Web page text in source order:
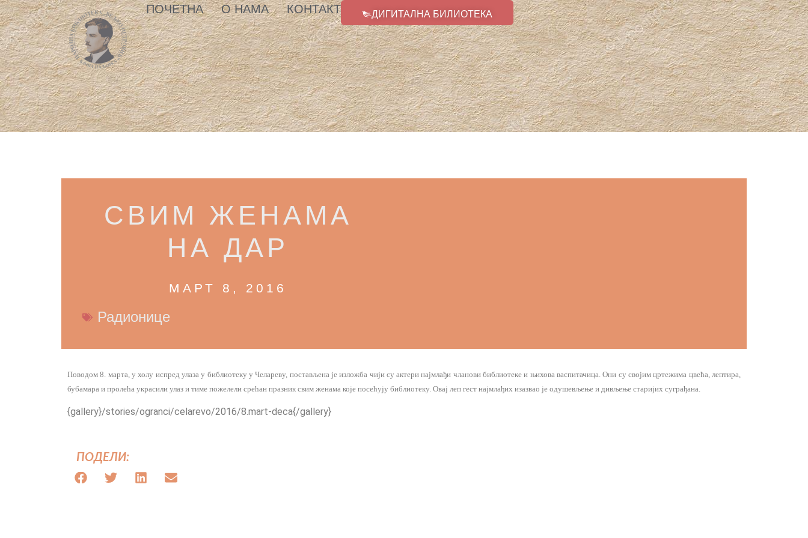
ПОЧЕТНА О НАМА КОНТАКТ ДИГИТАЛНА БИЛИОТЕКА
СВИМ ЖЕНАМА
НА ДАР
МАРТ 8, 2016
Радионице
Поводом 8. марта, у холу испред улаза у библиотеку у Челареву, постављена је изложба чији су актери најмлађи чланови библиотеке и њихова васпитачица. Они су својим цртежима цвећа, лептира,
бубамара и пролећа украсили улаз и тиме пожелели срећан празник свим женама које посећују библиотеку. Овај леп гест најмлађих изазвао је одушевљење и дивљење старијих суграђана.
{gallery}/stories/ogranci/celarevo/2016/8.mart-deca{/gallery}
ПОДЕЛИ: